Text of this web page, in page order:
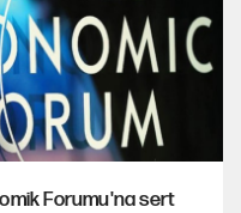
Forumu'na sert